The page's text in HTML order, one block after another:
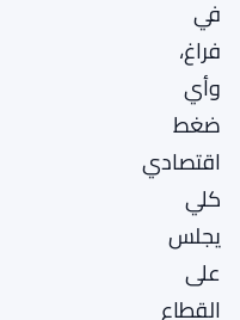
في
فراغ،
وأي
ضغط
اقتصادي
كلي
يجلس
على
القطاع